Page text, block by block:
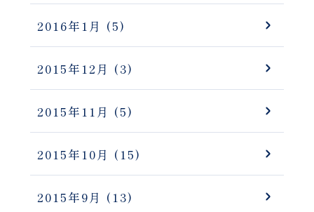
2016年1月 (5)
2015年12月 (3)
2015年11月 (5)
2015年10月 (15)
2015年9月 (13)